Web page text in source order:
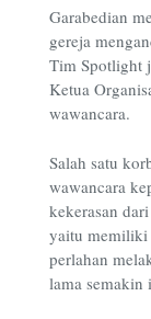
Garabedian
gereja
Tim Spotlight
Ketua
wawancara.
Salah satu
wawancara
kekerasan
yaitu memiliki
perlahan
lama semakin